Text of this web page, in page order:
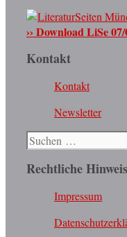
›› Download LiSe
Kontakt
Kontakt
Newsletter
Suchen
nach:
Rechtliche
Impressum